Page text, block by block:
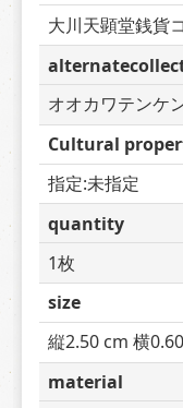
大川天顕堂銭貨
オオカワテンケ
Cultural
指定:未指定
quantity
1枚
size
縦2.50 cm 横
material